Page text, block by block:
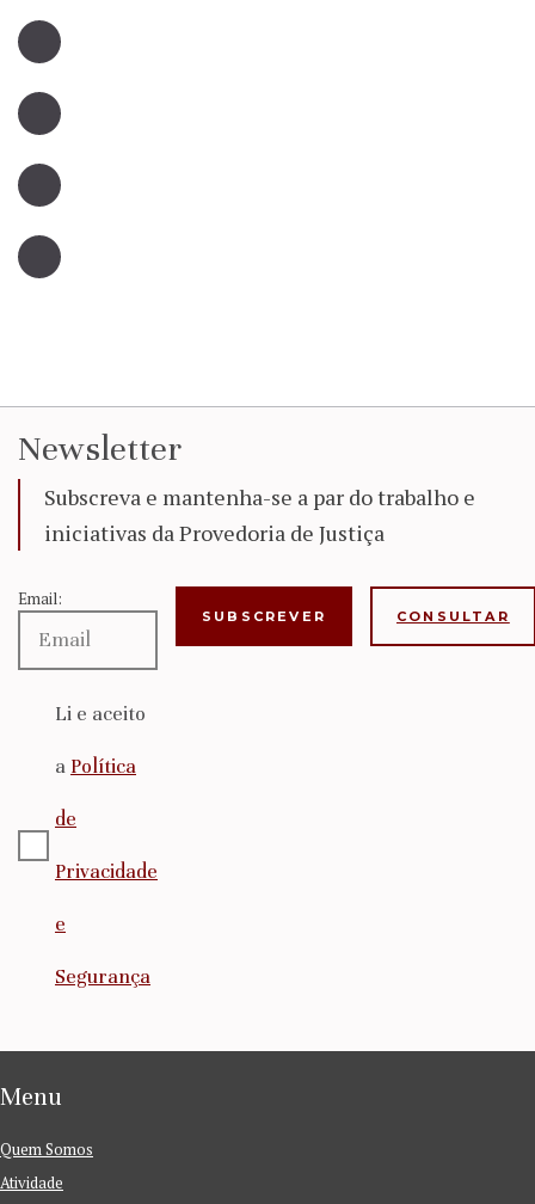
Newsletter
Subscreva e mantenha-se a par do trabalho e
iniciativas da Provedoria de Justiça
Email:
Li e aceito
a Política
de
Privacidade
e
Segurança
CONSULTAR
Menu
Quem Somos
Atividade